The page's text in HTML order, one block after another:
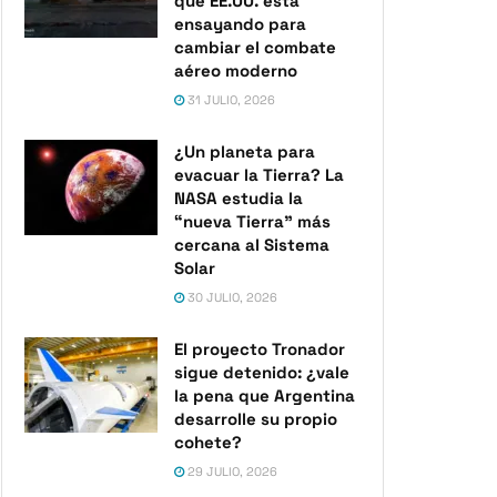
ensayando para
cambiar el combate
aéreo moderno
31 JULIO, 2026
¿Un planeta para
evacuar la Tierra? La
NASA estudia la
“nueva Tierra” más
cercana al Sistema
Solar
30 JULIO, 2026
El proyecto Tronador
sigue detenido: ¿vale
la pena que Argentina
desarrolle su propio
cohete?
29 JULIO, 2026